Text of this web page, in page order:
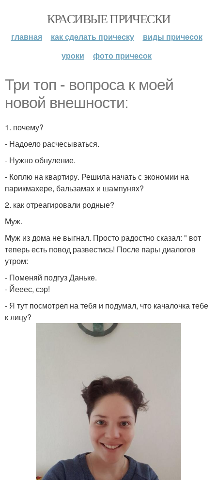
КРАСИВЫЕ ПРИЧЕСКИ
главная как сделать прическу
виды причесок
уроки
фото причесок
Три топ - вопроса к моей
новой внешности:
1. почему?
- Надоело расчесываться.
- Нужно обнуление.
- Коплю на квартиру. Решила начать с экономии на
парикмахере, бальзамах и шампунях?
2. как отреагировали родные?
Муж.
Муж из дома не выгнал. Просто радостно сказал: " вот
теперь есть повод развестись! После пары диалогов
утром:
- Поменяй подгуз Даньке.
- Йееес, сэр!
- Я тут посмотрел на тебя и подумал, что качалочка тебе
к лицу?